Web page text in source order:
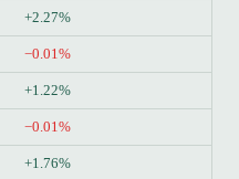
+2.27%
−0.01%
+1.22%
−0.01%
+1.76%